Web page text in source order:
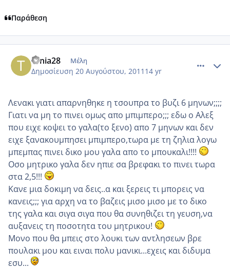
Παράθεση
tonia28 Μέλη
Δημοσίευση 20 Αυγούστου, 2011 14 yr
Λενακι γιατι απαρνηθηκε η τσουπρα το βυζι 6 μηνων;;;;
Γιατι να μη το πινει ομως απο μπιμπερο;;; εδω ο Αλεξ
που ειχε κοψει το γαλα(το ξενο) απο 7 μηνων και δεν
ειχε ξανακουμπησει μπιμπερο,τωρα με τη ζηλια λογω
μπεμπας πινει δικο μου γαλα απο το μπουκαλι!!!!
Οσο μητρικο γαλα δεν ηπιε σα βρεφακι το πινει τωρα
στα 2,5!!!
Κανε μια δοκιμη να δεις..α και ξερεις τι μπορεις να
κανεις;;; για αρχη να το βαζεις μισο μισο με το δικο
της γαλα και σιγα σιγα που θα συνηθιζει τη γευση,να
αυξανεις τη ποσοτητα του μητρικου!
Μονο που θα μπεις στο λουκι των αντλησεων βρε
πουλακι μου και ειναι πολυ μανικι...εχεις και διδυμα
εσυ...